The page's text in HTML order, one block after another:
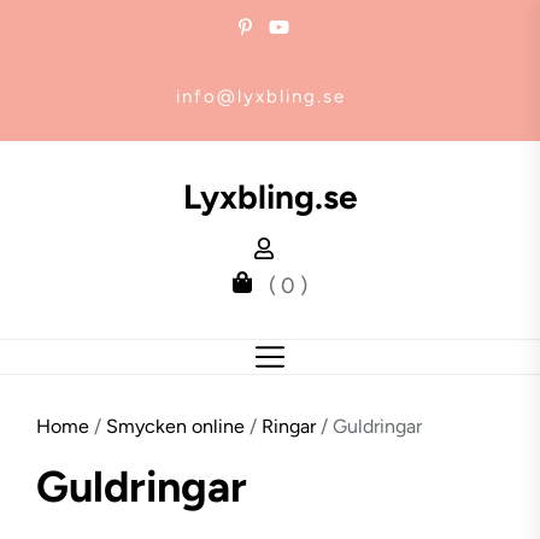
info@lyxbling.se
Lyxbling.se
( 0 )
Home / Smycken online / Ringar/ Guldringar
Guldringar